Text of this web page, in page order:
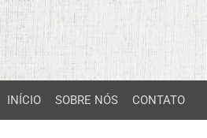
INÍCIO SOBRE NÓS CONTATO